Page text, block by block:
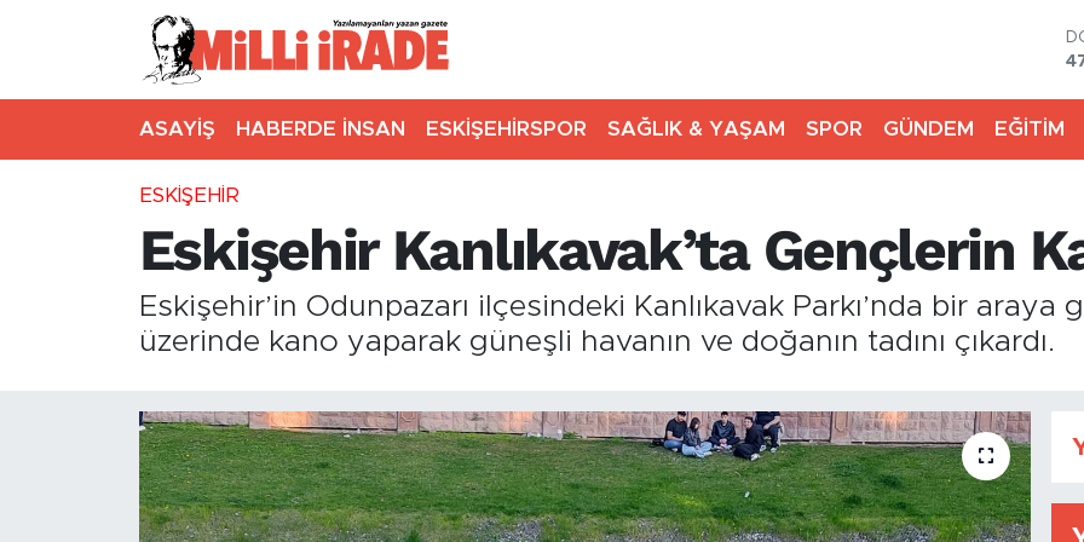
ASAYİŞ HABERDE İNSAN ESKİŞEHİRSPOR SAĞLIK & YAŞAM SPOR GÜNDEM EĞİTİM
ESKİŞEHİR
Eskişehir Kanlıkavak’ta Gençlerin
Eskişehir’in Odunpazarı ilçesindeki Kanlıkavak Parkı’nda bir araya
üzerinde kano yaparak güneşli havanın ve doğanın tadını çıkardı.